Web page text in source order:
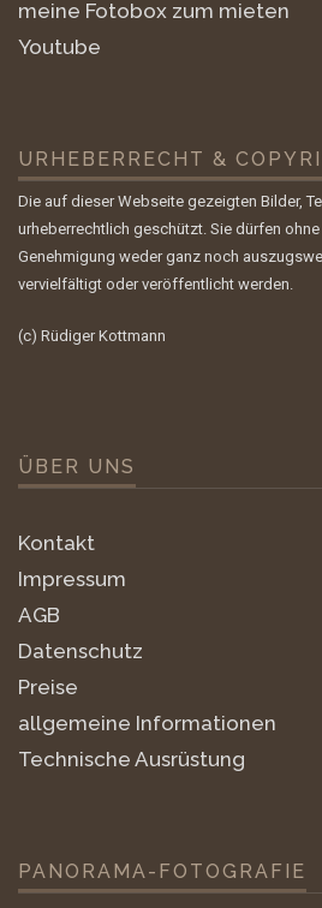
meine Fotobox zum mieten
Youtube
URHEBERRECHT &
Die auf dieser Webseite gezeigten Bilder,
urheberrechtlich geschützt. Sie dürfen
Genehmigung weder ganz noch
vervielfältigt oder veröffentlicht werden.
(c) Rüdiger Kottmann
ÜBER UNS
Kontakt
Impressum
AGB
Datenschutz
Preise
allgemeine Informationen
Technische Ausrüstung
PANORAMA-FOTOGRAFIE